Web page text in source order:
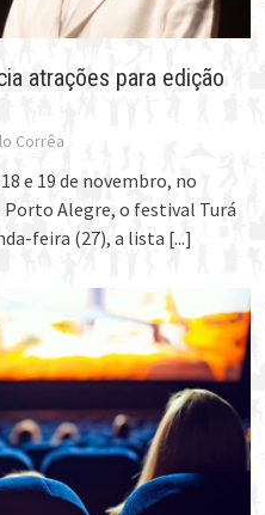
atrações para edição
Corrêa
e 19 de novembro, no
Porto Alegre, o festival Turá
feira (27), a lista [...]